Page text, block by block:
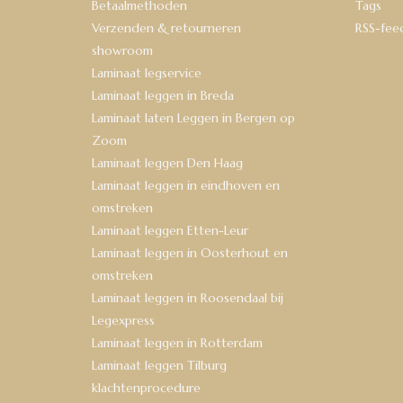
Betaalmethoden
Verzenden & retourneren
showroom
Laminaat legservice
Laminaat leggen in Breda
Laminaat laten Leggen in Bergen op
Zoom
Laminaat leggen Den Haag
Laminaat leggen in eindhoven en
omstreken
Laminaat leggen Etten-Leur
Laminaat leggen in Oosterhout en
omstreken
Laminaat leggen in Roosendaal bij
Legexpress
Laminaat leggen in Rotterdam
Laminaat leggen Tilburg
klachtenprocedure
Tags
RSS-